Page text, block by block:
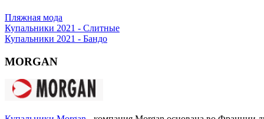
Пляжная мода
Купальники 2021 - Слитные
Купальники 2021 - Бандо
MORGAN